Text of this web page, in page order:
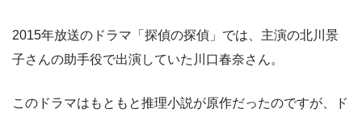
2015年放送のドラマ「探偵の探偵」では、主演の北川景
子さんの助手役で出演していた川口春奈さん。
このドラマはもともと推理小説が原作だったのですが、ド